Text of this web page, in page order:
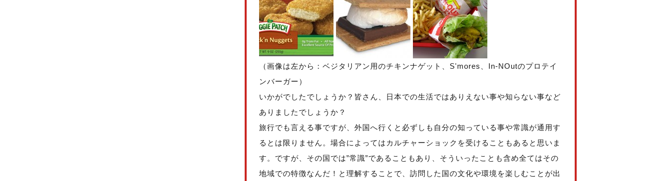
（画像は左から：ベジタリアン用のチキンナゲット、S'mores、In-NOutのプロテイ
ンバーガー）
いかがでしたでしょうか？皆さん、日本での生活ではありえない事や知らない事など
ありましたでしょうか？
旅行でも言える事ですが、外国へ行くと必ずしも自分の知っている事や常識が通用す
るとは限りません。場合によってはカルチャーショックを受けることもあると思いま
す。ですが、その国では”常識”であることもあり、そういったことも含め全てはその
地域での特徴なんだ！と理解することで、訪問した国の文化や環境を楽しむことが出